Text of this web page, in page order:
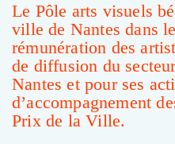
Le Pôle arts visuels
ville de Nantes dans
rémunération des
de diffusion du
Nantes et pour ses
d’accompagnement
Prix de la Ville.